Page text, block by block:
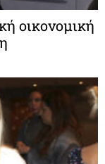
οικονομική